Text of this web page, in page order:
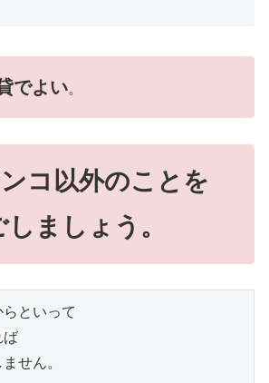
でよい。
コ以外のことを
ましょう。
といって
ば
せん。